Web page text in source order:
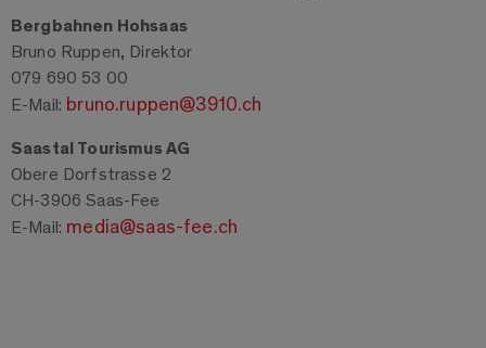
Bergbahnen Hohsaas
Bruno Ruppen, Direktor
079 690 53 00
E-Mail: bruno.ruppen@3910.ch
Saastal Tourismus AG
Obere Dorfstrasse 2
CH-3906 Saas-Fee
E-Mail: media@saas-fee.ch